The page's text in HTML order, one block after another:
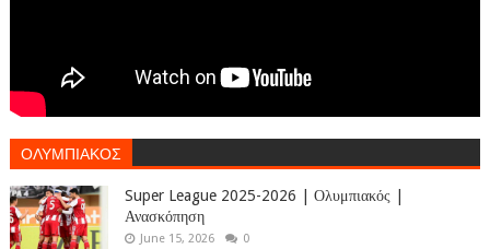
ΟΛΥΜΠΙΑΚΟΣ
Super League 2025-2026 | Ολυμπιακός |
Ανασκόπηση
June 15, 2026 0